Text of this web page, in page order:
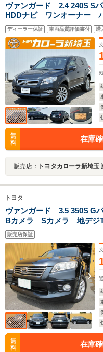
ヴァンガード 2.4 240S S
HDDナビ ワンオーナー
ライト
ディーラー保証 車両品質評価書付 購
無
料
在庫
販売店： トヨタカローラ新埼玉
トヨタ
ヴァンガード 3.5 350S G
Bカメラ Sカメラ 地デ
ト シートヒター Pター
フ モデリスタフルエアロ
バーフェンンダー 純正18
販売店保証
無
料
在庫